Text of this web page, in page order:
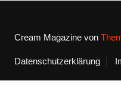
Cream Magazine von
Datenschutzerklärung